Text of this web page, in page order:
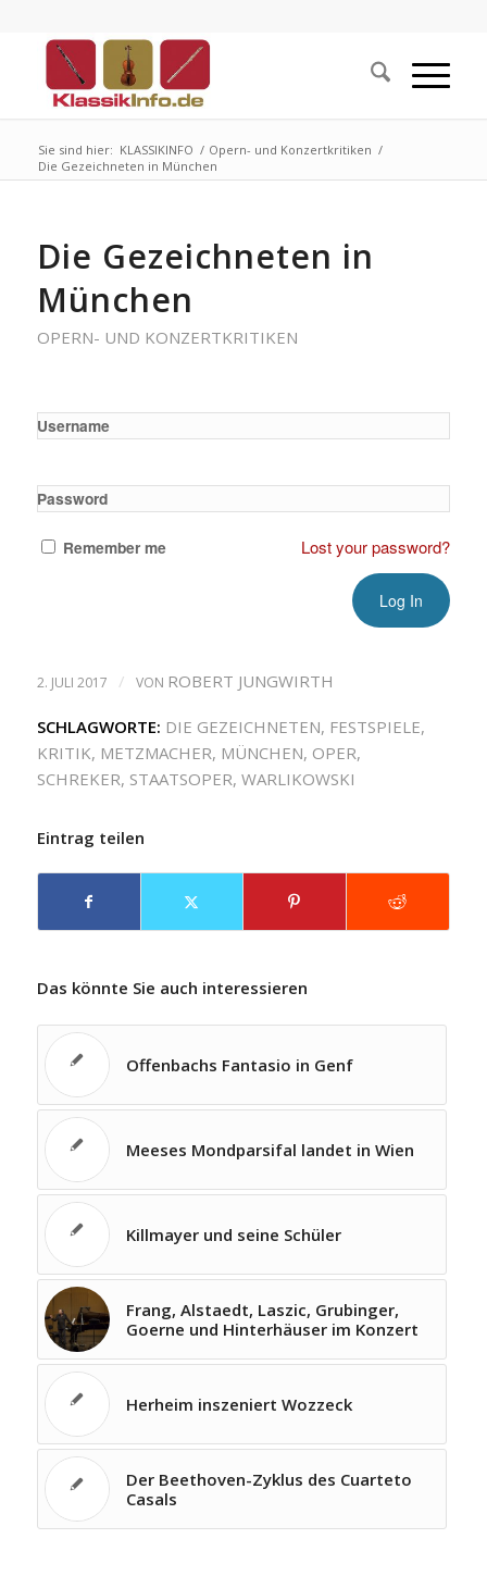
Sie sind hier: KLASSIKINFO / Opern- und Konzertkritiken /
Die Gezeichneten in München
Die Gezeichneten in
München
OPERN- UND KONZERTKRITIKEN
Username
Password
Remember me Lost your password?
2. JULI 2017 / VON ROBERT JUNGWIRTH
SCHLAGWORTE: DIE GEZEICHNETEN, FESTSPIELE,
KRITIK, METZMACHER, MÜNCHEN, OPER,
SCHREKER, STAATSOPER, WARLIKOWSKI
Eintrag teilen
Das könnte Sie auch interessieren
Offenbachs Fantasio in Genf
Meeses Mondparsifal landet in Wien
Killmayer und seine Schüler
Frang, Alstaedt, Laszic, Grubinger,
Goerne und Hinterhäuser im Konzert
Herheim inszeniert Wozzeck
Der Beethoven-Zyklus des Cuarteto
Casals